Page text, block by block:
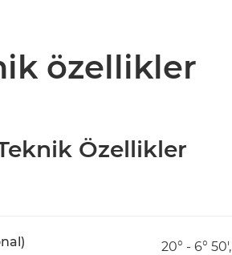
özellikler
Özellikler
20° - 6° 50',